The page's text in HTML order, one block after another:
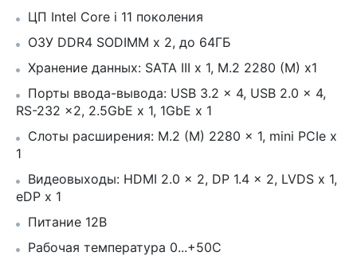
ЦП Intel Core i 11 поколения
ОЗУ DDR4 SODIMM x 2, до 64ГБ
Хранение данных: SATA III x 1, M.2 2280 (M) x1
Порты ввода-вывода: USB 3.2 x 4, USB 2.0 x 4,
RS-232 x2, 2.5GbE x 1, 1GbE x 1
Слоты расширения: M.2 (M) 2280 x 1, mini PCIe x
1
Видеовыходы: HDMI 2.0 x 2, DP 1.4 x 2, LVDS x 1,
eDP x 1
Питание 12В
Рабочая температура 0...+50С